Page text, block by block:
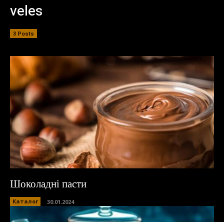
veles
3 Posts
Шоколадні пасти
Каталог 30.01.2024